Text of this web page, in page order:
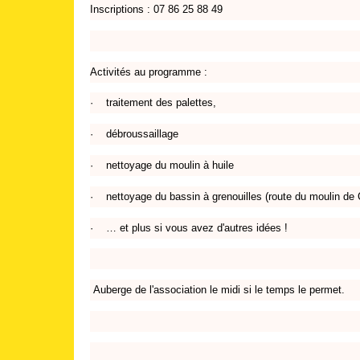
Inscriptions : 07 86 25 88 49
Activités au programme :
· traitement des palettes,
· débroussaillage
· nettoyage du moulin à huile
· nettoyage du bassin à grenouilles (route du moulin de
· … et plus si vous avez d'autres idées !
Auberge de l'association le midi si le temps le permet.